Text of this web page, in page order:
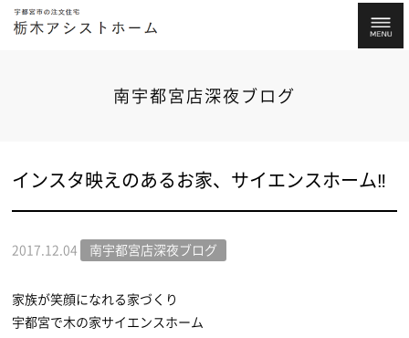
南宇都宮店深夜ブログ
インスタ映えのあるお家、サイエンスホーム‼
2017.12.04 南宇都宮店深夜ブログ
家族が笑顔になれる家づくり
宇都宮で木の家サイエンスホーム